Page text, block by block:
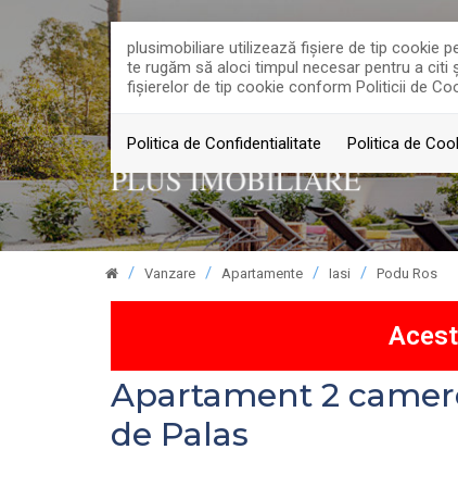
plusimobiliare utilizează fişiere de tip cookie
te rugăm să aloci timpul necesar pentru a citi
fişierelor de tip cookie conform Politicii de
Politica de Confidentialitate Politica de
Vanzare Apartamente Iasi Podu Ros
Apartament 2
de Palas